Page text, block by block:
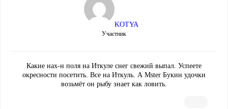
KOTYA
Участник
Какие нах-н поля на Иткуле снег свежий выпал. Успеете
окресности посетить. Все на Иткуль. А Mster Букин удочки
возьмёт он рыбу знает как ловить.